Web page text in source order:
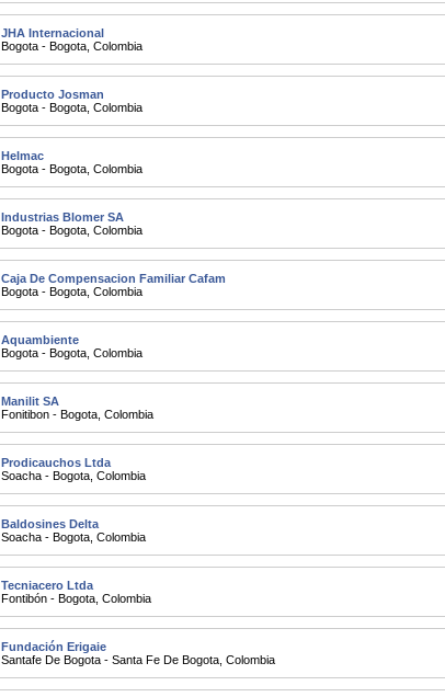
JHA Internacional
Bogota - Bogota Colombia
Producto Josman
Bogota - Bogota Colombia
Helmac
Bogota - Bogota Colombia
Industrias Blomer SA
Bogota - Bogota Colombia
Caja De Compensacion Familiar Cafam
Bogota - Bogota Colombia
Aquambiente
Bogota - Bogota Colombia
Manilit SA
Fonitibon - Bogota Colombia
Prodicauchos Ltda
Soacha - Bogota Colombia
Baldosines Delta
Soacha - Bogota Colombia
Tecniacero Ltda
Fontibón - Bogota Colombia
Fundación Erigaie
Santafe De Bogota - Santa Fe De Bogota Colombia